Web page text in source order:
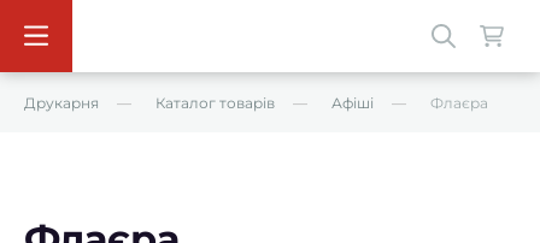
Друкарня Каталог товарів Афіші Флаєра